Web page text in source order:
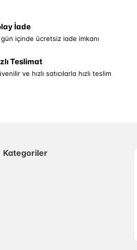
İade
gün içinde ücretsiz iade imkanı
Teslimat
ve hızlı satıcılarla hızlı teslim
Kategoriler